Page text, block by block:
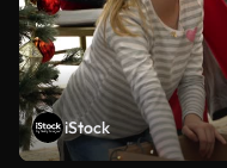
iStock